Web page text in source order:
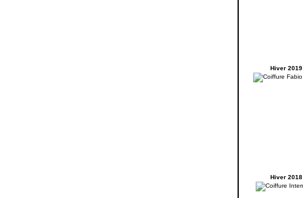
Hiver 2019
Hiver 2018